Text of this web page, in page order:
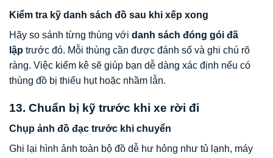
Kiểm tra kỹ danh sách đồ sau khi xếp xong
Hãy so sánh từng thùng với danh sách đóng gói đã
lập trước đó. Mỗi thùng cần được đánh số và ghi chú rõ
ràng. Việc kiểm kê sẽ giúp bạn dễ dàng xác định nếu có
thùng đồ bị thiếu hụt hoặc nhầm lẫn.
13. Chuẩn bị kỹ trước khi xe rời đi
Chụp ảnh đồ đạc trước khi chuyển
Ghi lại hình ảnh toàn bộ đồ dễ hư hỏng như tủ lạnh, máy